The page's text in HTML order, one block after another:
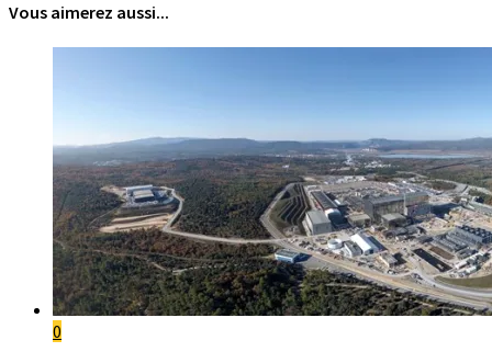
Vous aimerez aussi...
0